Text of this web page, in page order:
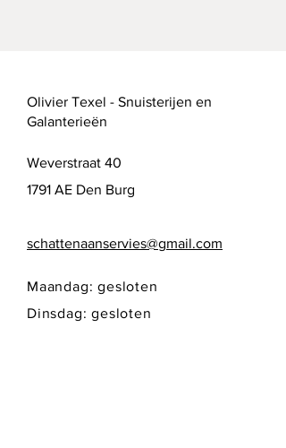
Olivier Texel - Snuisterijen en
Galanterieën
Weverstraat 40
1791 AE Den Burg
schattenaanservies@gmail.com
Maandag: gesloten
Dinsdag: gesloten